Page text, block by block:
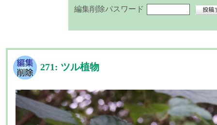
編集削除パスワード
271: ツル植物